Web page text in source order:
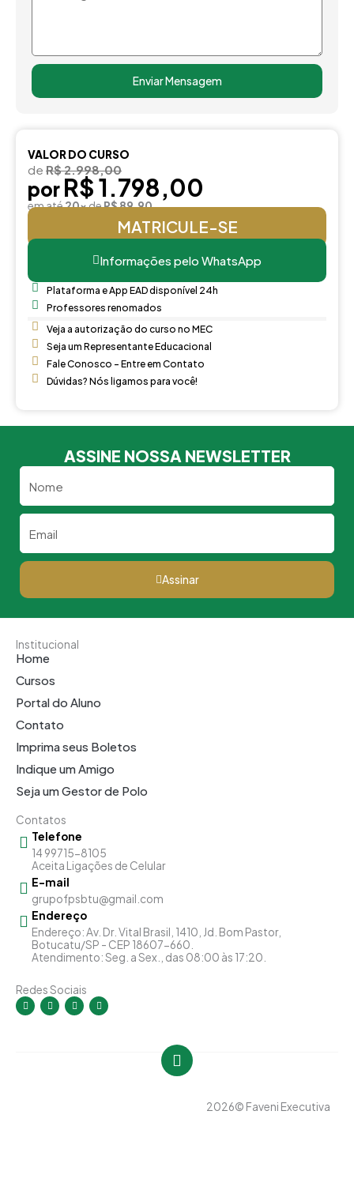
Enviar Mensagem
VALOR DO CURSO
de R$ 2.998,00
por R$ 1.798,00
em até20xdeR$ 89,90
MATRICULE-SE
Informações pelo WhatsApp
Plataforma e App EAD disponível 24h
Professores renomados
Veja a autorização do curso no MEC
Seja um Representante Educacional
Fale Conosco - Entre em Contato
Dúvidas? Nós ligamos para você!
ASSINE NOSSA NEWSLETTER
Assinar
Institucional
Home
Cursos
Portal do Aluno
Contato
Imprima seus Boletos
Indique um Amigo
Seja um Gestor de Polo
Contatos
Telefone
14 99715-8105
Aceita Ligações de Celular
E-mail
grupofpsbtu@gmail.com
Endereço
Endereço: Av. Dr. Vital Brasil, 1410, Jd. Bom Pastor,
Botucatu/SP - CEP 18607-660.
Atendimento: Seg. a Sex., das 08:00 às 17:20.
Redes Sociais
I
n
s
F
a
c
Y
o
u
L
i
n
2026© Faveni Executiva